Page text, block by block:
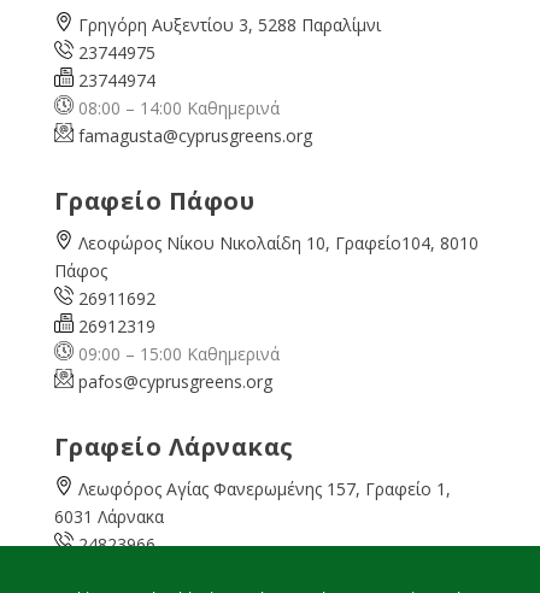
Γρηγόρη Αυξεντίου 3, 5288 Παραλίμνι
23744975
23744974
08:00 – 14:00 Καθημερινά
famagusta@cyprusgreens.org
Γραφείο Πάφου
Λεοφώρος Νίκου Νικολαίδη 10, Γραφείο104, 8010
Πάφος
26911692
26912319
09:00 – 15:00 Καθημερινά
pafos@cyprusgreens.org
Γραφείο Λάρνακας
Λεωφόρος Αγίας Φανερωμένης 157, Γραφείο 1,
6031 Λάρνακα
24823966